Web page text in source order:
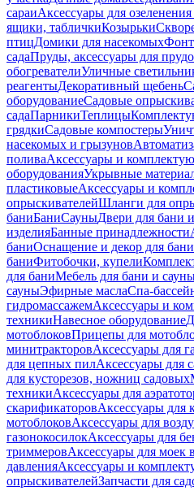
сараиАксессуары для озеленения
ящики, табличкиКозырьки
птицДомики для насекомых
садаПруды, аксессуары для
обогревателиУличные
реагентыДекоративный щебень
оборудованиеСадовые
садаПарникиТеплицы
грядкиСадовые компостеры
насекомых и грызунов
поливаАксессуары и
оборудованияУкрывные
пластиковыеАксессуары и
опрыскивателейШланги для
баниБаниСауныДвери для бани
изделияБанные принадлежности
баниОснащение и декор для бани
баниФитобочки, купели
для баниМебель для бани и
сауныЭфирные маслаСпа-
гидромассажемАксессуары и
техникиНавесное оборудование
мотоблоковПрицепы для
минитракторовАксессуары для
для цепных пилАксессуары для
для кусторезов, ножниц садовых
техникиАксессуары для
скарификаторовАксессуары для
мотоблоковАксессуары для
газонокосилокАксессуары для
триммеровАксессуары для моек
давленияАксессуары и
опрыскивателейЗапчасти для